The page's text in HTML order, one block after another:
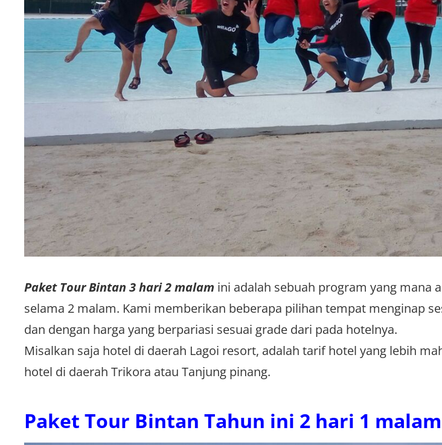
Paket Tour Bintan 3 hari 2 malam ini adalah sebuah program yang mana
selama 2 malam. Kami memberikan beberapa pilihan tempat menginap
dan dengan harga yang berpariasi sesuai grade dari pada hotelnya.
Misalkan saja hotel di daerah Lagoi resort, adalah tarif hotel yang lebih
hotel di daerah Trikora atau Tanjung pinang.
Paket Tour Bintan Tahun ini 2 hari 1 malam